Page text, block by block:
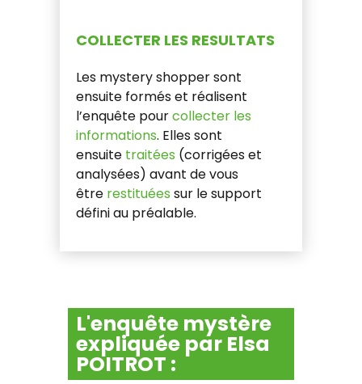
COLLECTER LES RESULTATS
Les mystery shopper sont
ensuite formés et réalisent
l’enquête pourcollecter les
informations. Elles sont
ensuite traitées (corrigées et
analysées) avant de vous
être restituées sur le support
défini au préalable.
L'enquête mystère
expliquée par Elsa
POITROT :